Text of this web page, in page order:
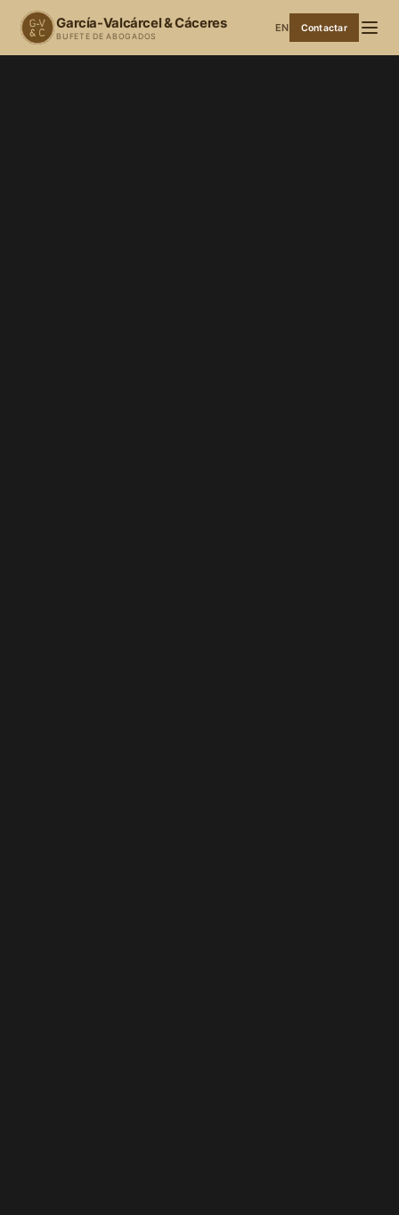
García-Valcárcel & Cáceres
BUFETE DE ABOGADOS
EN Contactar